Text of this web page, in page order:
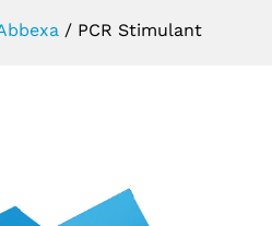
/ PCR Stimulant